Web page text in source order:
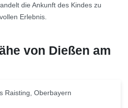
die Ankunft des Kindes zu
Erlebnis.
von Dießen am
Raisting, Oberbayern